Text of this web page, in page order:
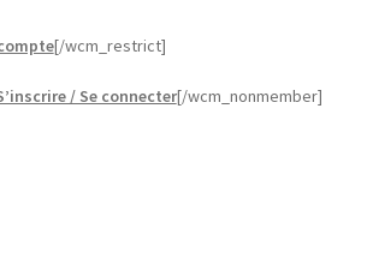
[/wcm_restrict]
/ Se connecter[/wcm_nonmember]